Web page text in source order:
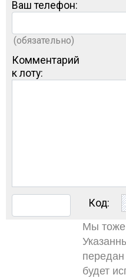
Ваш телефон:
(обязательно)
Комментарий
к лоту:
Код:
Мы тоже
будет